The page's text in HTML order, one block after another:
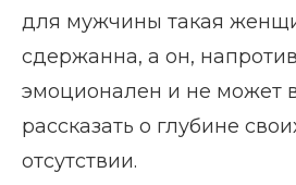
для мужчины такая
сдержанна, а он,
эмоционален и не может
рассказать о глубине
отсутствии.